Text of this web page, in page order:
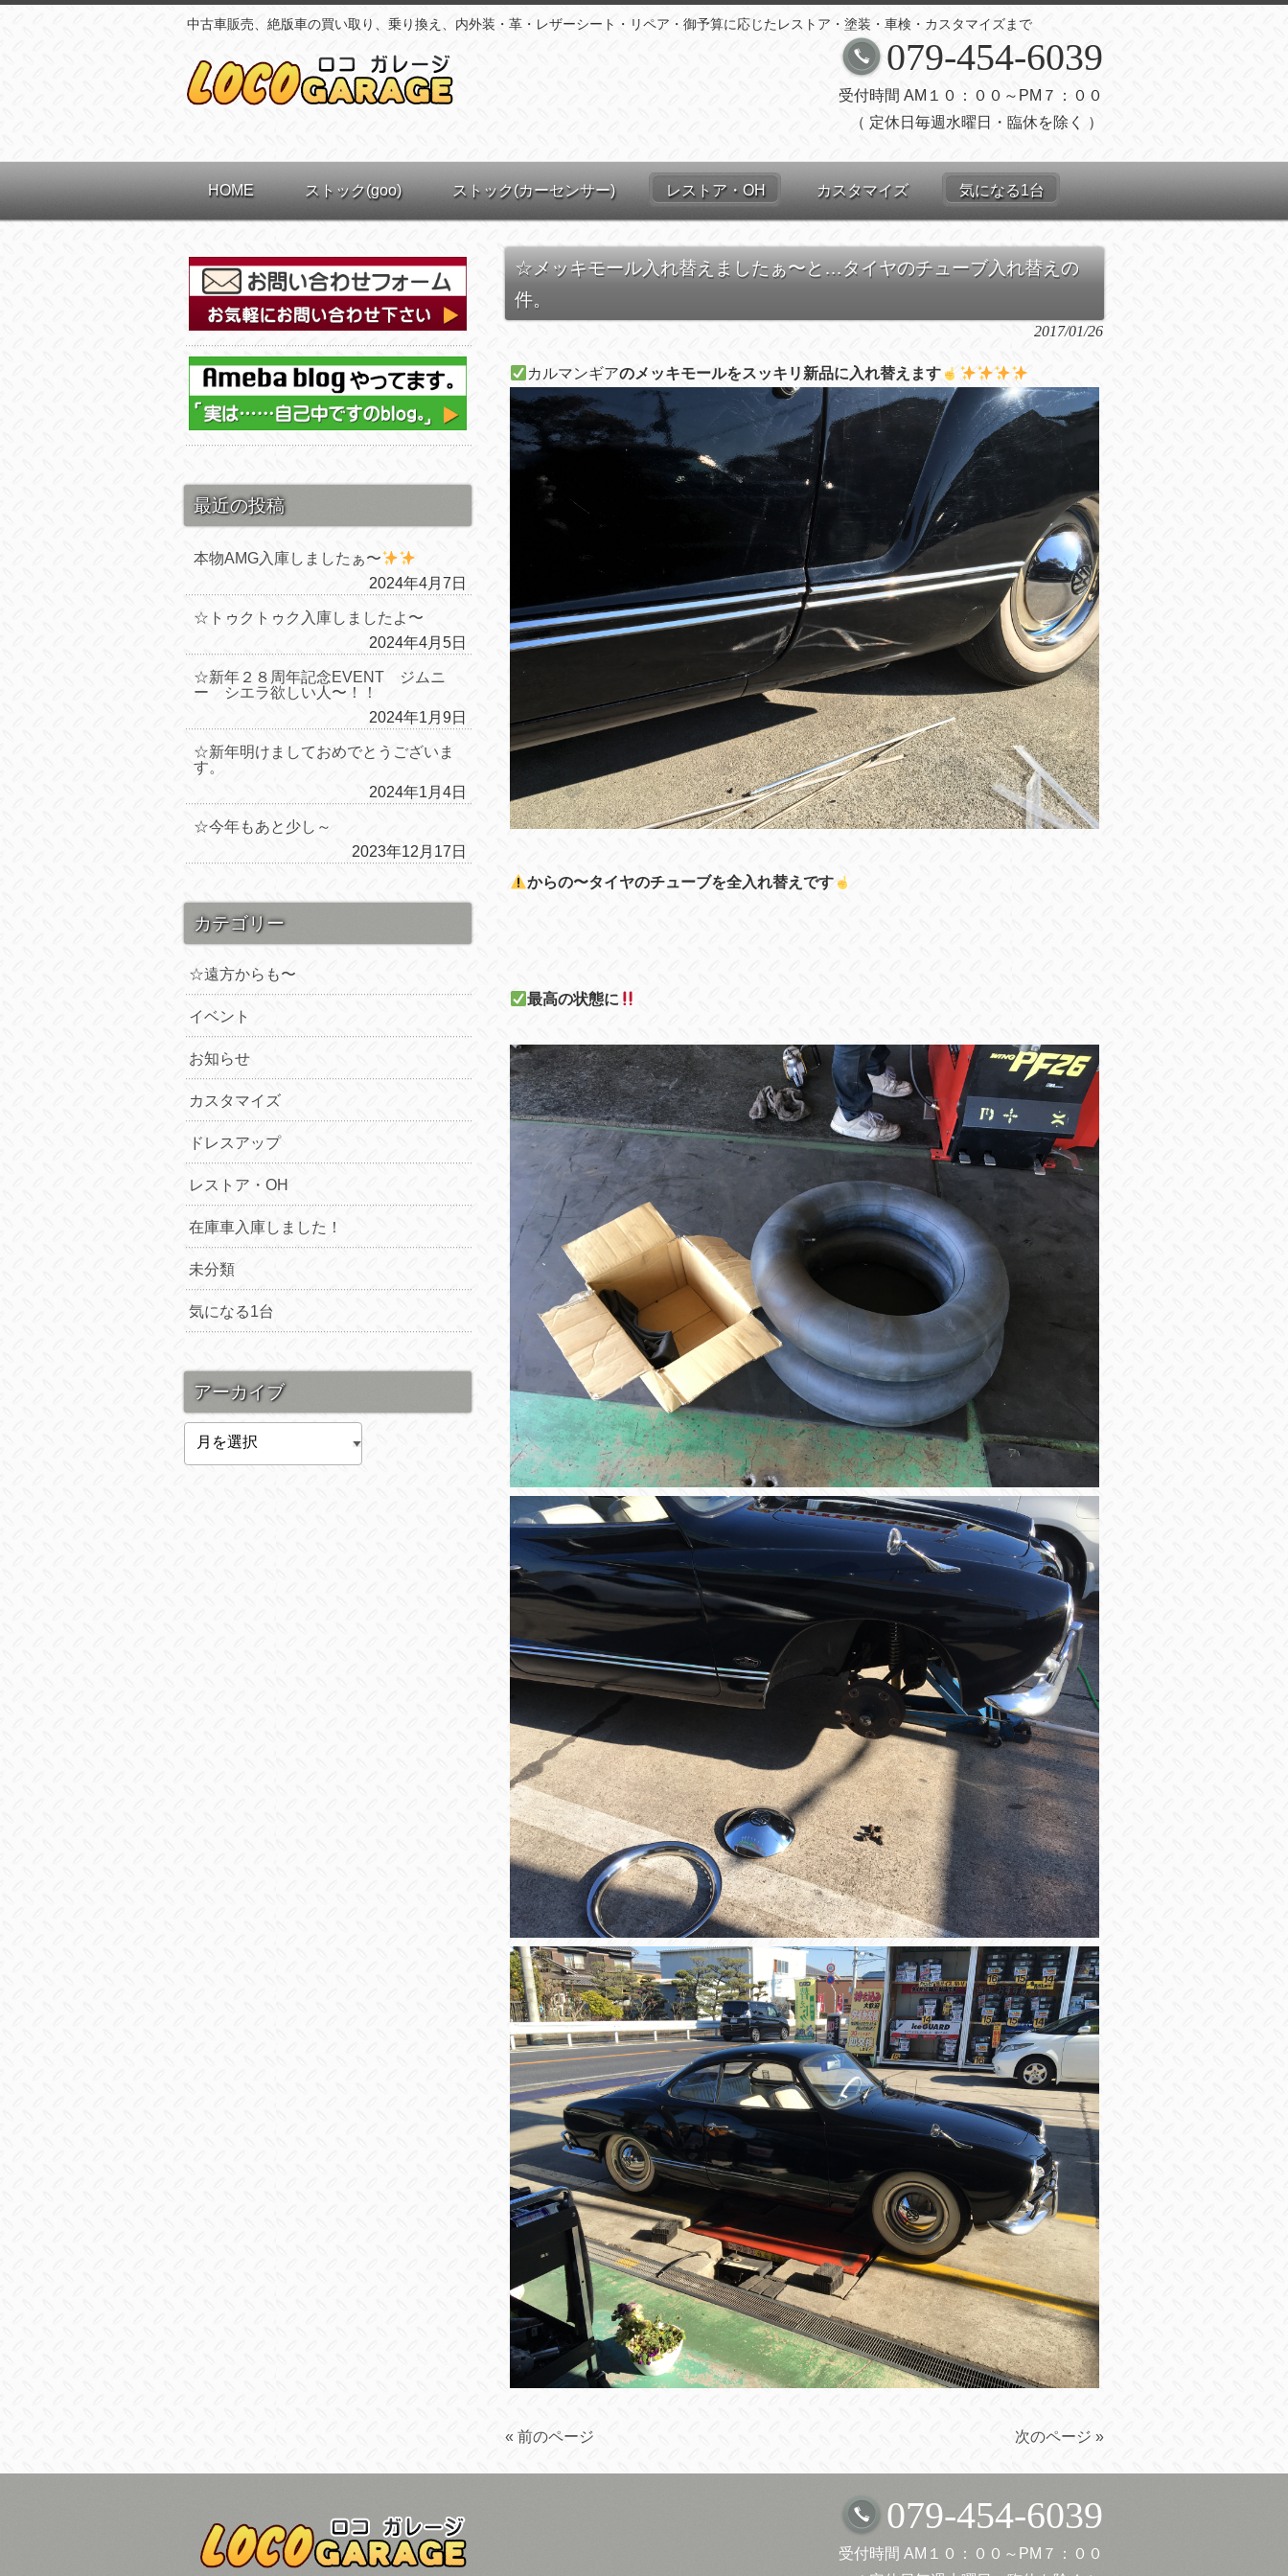
中古車販売、絶版車の買い取り、乗り換え、内外装・革・レザーシート・リペア・御予算に応じたレストア・塗装・車検・カスタマイズまで
079-454-6039
受付時間 AM１０：００～PM７：００
（ 定休日毎週水曜日・臨休を除く ）
HOME ストック(goo) ストック(カーセンサー) レストア・OH カスタマイズ 気になる1台
☆メッキモール入れ替えましたぁ〜と…タイヤのチューブ入れ替えの
件。
2017/01/26
カルマンギアのメッキモールをスッキリ新品に入れ替えます
からの〜タイヤのチューブを全入れ替えです
最高の状態に
« 前のページ 次のページ »
最近の投稿
本物AMG入庫しましたぁ〜
2024年4月7日
☆トゥクトゥク入庫しましたよ〜
2024年4月5日
☆新年２８周年記念EVENT ジムニ
ー シエラ欲しい人〜！！
2024年1月9日
☆新年明けましておめでとうございま
す。
2024年1月4日
☆今年もあと少し～
2023年12月17日
カテゴリー
☆遠方からも〜
イベント
お知らせ
カスタマイズ
ドレスアップ
レストア・OH
在庫車入庫しました！
未分類
気になる1台
アーカイブ
079-454-6039
受付時間 AM１０：００～PM７：００